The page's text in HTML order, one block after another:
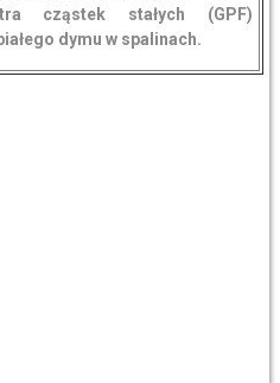
cząstek stałych (GPF)
dymu w spalinach.